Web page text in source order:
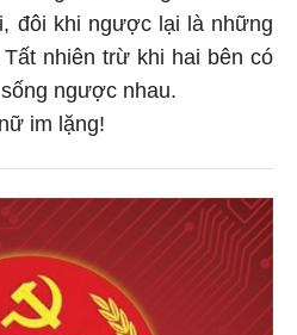
đôi khi ngược lại là những
nhiên trừ khi hai bên có
ngược nhau.
im lặng!